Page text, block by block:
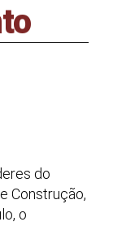
do
Construção,
o